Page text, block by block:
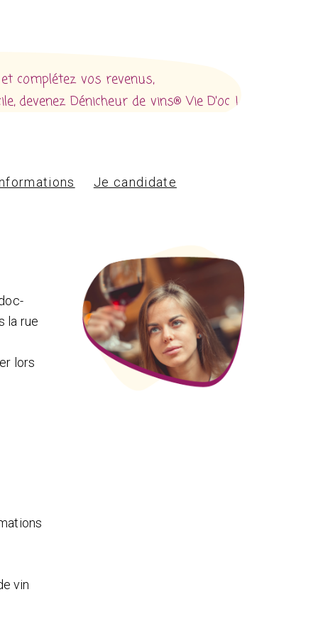
complétez vos revenus,
devenez Dénicheur de vins® Vie D'oc !
Je candidate
la rue
lors
vin